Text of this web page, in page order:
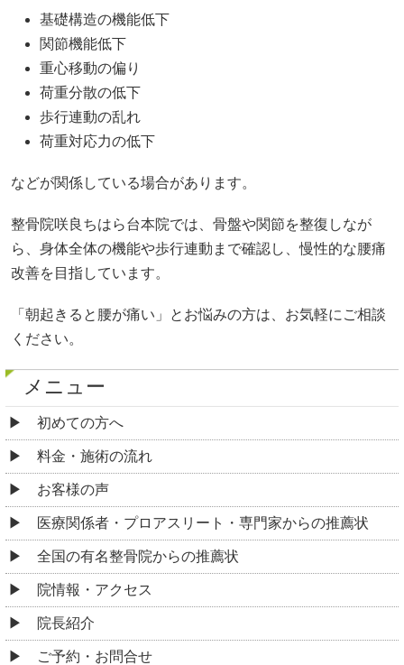
基礎構造の機能低下
関節機能低下
重心移動の偏り
荷重分散の低下
歩行連動の乱れ
荷重対応力の低下
などが関係している場合があります。
整骨院咲良ちはら台本院では、骨盤や関節を整復しなが
ら、身体全体の機能や歩行連動まで確認し、慢性的な腰痛
改善を目指しています。
「朝起きると腰が痛い」とお悩みの方は、お気軽にご相談
ください。
メニュー
初めての方へ
料金・施術の流れ
お客様の声
医療関係者・プロアスリート・専門家からの推薦状
全国の有名整骨院からの推薦状
院情報・アクセス
院長紹介
ご予約・お問合せ